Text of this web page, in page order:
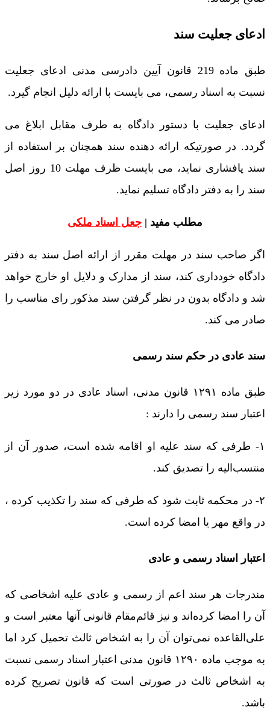
ادعای جعلیت سند
طبق ماده 219 قانون آیین دادرسی مدنی ادعای جعلیت
نسبت به اسناد رسمی، می بایست با ارائه دلیل انجام گیرد.
ادعای جعلیت با دستور دادگاه به طرف مقابل ابلاغ می
گردد. در صورتیکه ارائه دهنده سند همچنان بر استفاده از
سند پافشاری نماید، می بایست ظرف مهلت 10 روز اصل
سند را به دفتر دادگاه تسلیم نماید.
مطلب مفید | جعل اسناد ملکی
اگر صاحب سند در مهلت مقرر از ارائه اصل سند به دفتر
دادگاه خودداری کند، سند از مدارک و دلایل او خارج خواهد
شد و دادگاه بدون در نظر گرفتن سند مذکور رای مناسب را
صادر می کند.
سند عادی در حکم سند رسمی
طبق ماده ۱۲۹۱ قانون مدنی، اسناد عادی در دو مورد زیر
اعتبار سند رسمی را دارند :
۱- طرفی که سند علیه او اقامه شده است، صدور آن از
منتسب‌الیه را تصدیق کند.
۲- در محکمه ثابت شود که طرفی که سند را تکذیب کرده ،
در واقع مهر یا امضا کرده است.
اعتبار اسناد رسمی و عادی
مندرجات هر سند اعم از رسمی و عادی علیه اشخاصی که
آن را امضا کرده‌اند و نیز قائم‌مقام قانونی آنها معتبر است و
علی‌القاعده نمی‌توان آن را به اشخاص ثالث تحمیل کرد اما
به موجب ماده ۱۲۹۰ قانون مدنی اعتبار اسناد رسمی نسبت
به اشخاص ثالث در صورتی است که قانون تصریح کرده
باشد.